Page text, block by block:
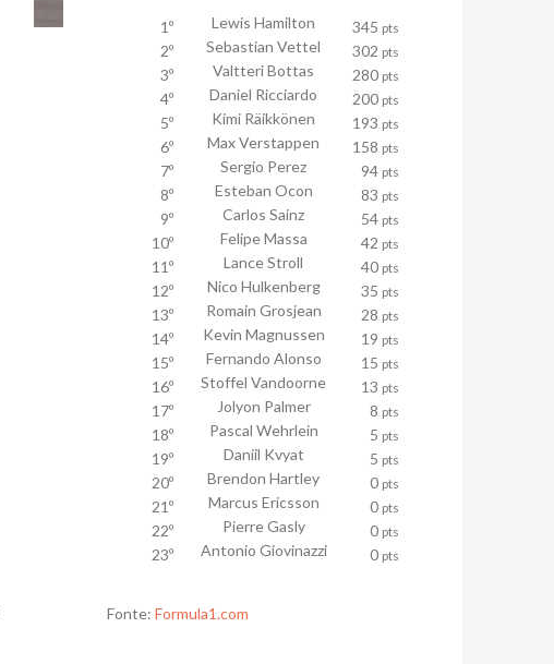
1º Lewis Hamilton 345 pts
2º Sebastian Vettel 302 pts
3º Valtteri Bottas 280 pts
4º Daniel Ricciardo 200 pts
5º Kimi Räikkönen 193 pts
6º Max Verstappen 158 pts
7º Sergio Perez 94 pts
8º Esteban Ocon 83 pts
9º Carlos Sainz 54 pts
10º Felipe Massa 42 pts
11º Lance Stroll 40 pts
12º Nico Hulkenberg 35 pts
13º Romain Grosjean 28 pts
14º Kevin Magnussen 19 pts
15º Fernando Alonso 15 pts
16º Stoffel Vandoorne 13 pts
17º Jolyon Palmer 8 pts
18º Pascal Wehrlein 5 pts
19º Daniil Kvyat 5 pts
20º Brendon Hartley 0 pts
21º Marcus Ericsson 0 pts
22º Pierre Gasly 0 pts
23º Antonio Giovinazzi 0 pts
Fonte: Formula1.com